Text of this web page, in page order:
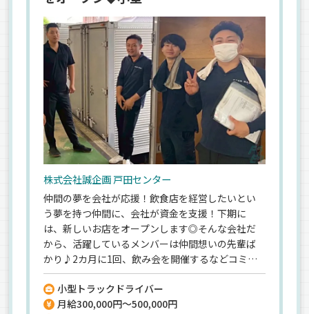
株式会社誠企画 戸田センター
仲間の夢を会社が応援！飲食店を経営したいとい
う夢を持つ仲間に、会社が資金を支援！下期に
は、新しいお店をオープンします◎そんな会社だ
から、活躍しているメンバーは仲間想いの先輩ば
かり♪2カ月に1回、飲み会を開催するなどコミュ
ニケーションが活発で、仕事中もチームワークは抜
群です！＜プライベートも充実＞残業も少なく、
週休2日制なので、オンとオフを切り換えながら活
小型トラックドライバー
月給300,000円～500,000円